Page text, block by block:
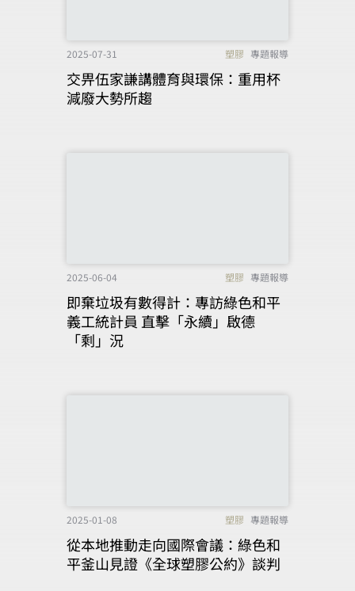
2025-07-31 塑膠 專題報導
交畀伍家謙講體育與環保：重用杯
減廢大勢所趨
2025-06-04 塑膠 專題報導
即棄垃圾有數得計：專訪綠色和平
義工統計員 直擊「永續」啟德
「剩」況
2025-01-08 塑膠 專題報導
從本地推動走向國際會議：綠色和
平釜山見證《全球塑膠公約》談判